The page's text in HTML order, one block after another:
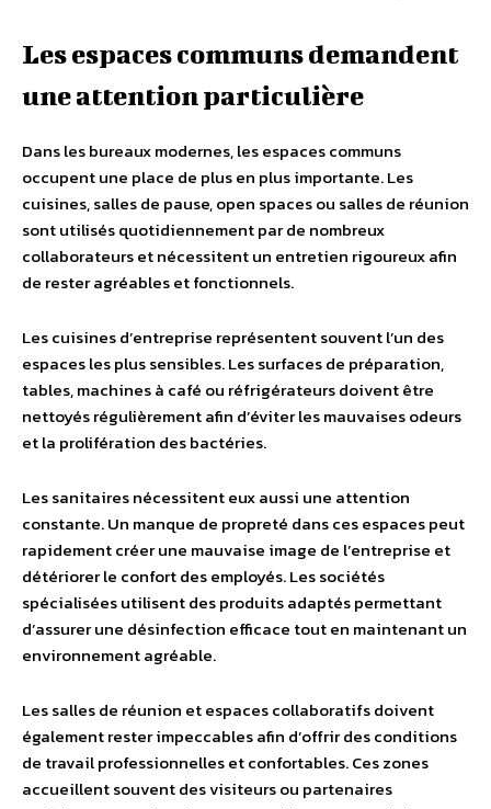
Les espaces communs demandent
une attention particulière
Dans les bureaux modernes, les espaces communs
occupent une place de plus en plus importante. Les
cuisines, salles de pause, open spaces ou salles de réunion
sont utilisés quotidiennement par de nombreux
collaborateurs et nécessitent un entretien rigoureux afin
de rester agréables et fonctionnels.
Les cuisines d’entreprise représentent souvent l’un des
espaces les plus sensibles. Les surfaces de préparation,
tables, machines à café ou réfrigérateurs doivent être
nettoyés régulièrement afin d’éviter les mauvaises odeurs
et la prolifération des bactéries.
Les sanitaires nécessitent eux aussi une attention
constante. Un manque de propreté dans ces espaces peut
rapidement créer une mauvaise image de l’entreprise et
détériorer le confort des employés. Les sociétés
spécialisées utilisent des produits adaptés permettant
d’assurer une désinfection efficace tout en maintenant un
environnement agréable.
Les salles de réunion et espaces collaboratifs doivent
également rester impeccables afin d’offrir des conditions
de travail professionnelles et confortables. Ces zones
accueillent souvent des visiteurs ou partenaires